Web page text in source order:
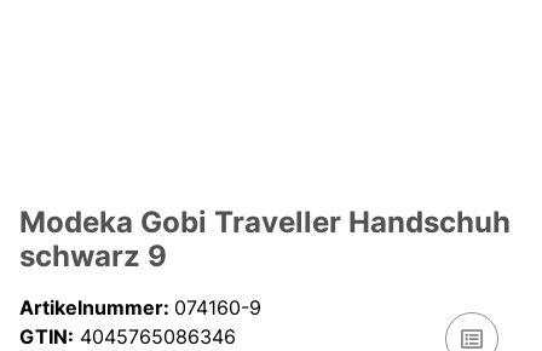
Modeka Gobi Traveller Handschuh
schwarz 9
Artikelnummer: 074160-9
GTIN: 4045765086346